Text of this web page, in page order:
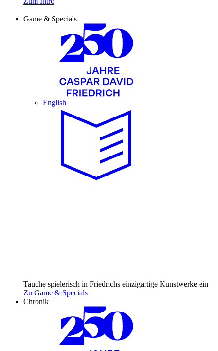
Game & Specials
English
Tauche spielerisch in Friedrichs einzig­artige Kunst­werke ein
Zu Game & Specials
Chronik